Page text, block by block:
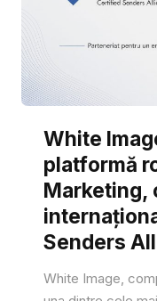
White
platformă
Marketing,
Senders
White Image,